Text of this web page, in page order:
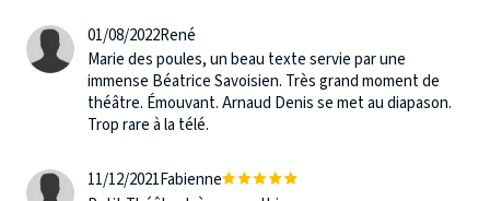
01/08/2022René
Marie des poules, un beau texte servie par une
immense Béatrice Savoisien. Très grand moment de
théâtre. Émouvant. Arnaud Denis se met au diapason.
Trop rare à la télé.
11/12/2021Fabienne